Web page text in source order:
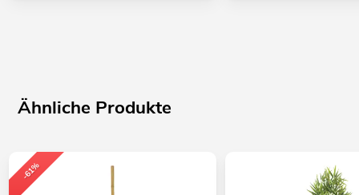
Ähnliche Produkte
-61%